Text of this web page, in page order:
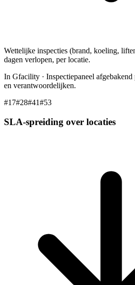
Wettelijke inspecties (brand, koeling,
dagen verlopen, per locatie.
In Gfacility · Inspectiepaneel
en verantwoordelijken.
#17#28#41#53
SLA-spreiding over locaties